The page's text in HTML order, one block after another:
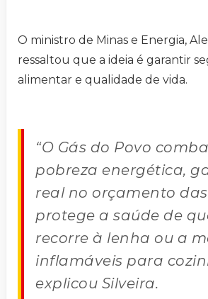
O ministro de Minas e Energia,
ressaltou que a ideia é garantir
alimentar e qualidade de vida.
“O Gás do Povo
pobreza energética,
real no orçamento
protege a saúde de
recorre à lenha ou a
inflamáveis para
explicou Silveira.